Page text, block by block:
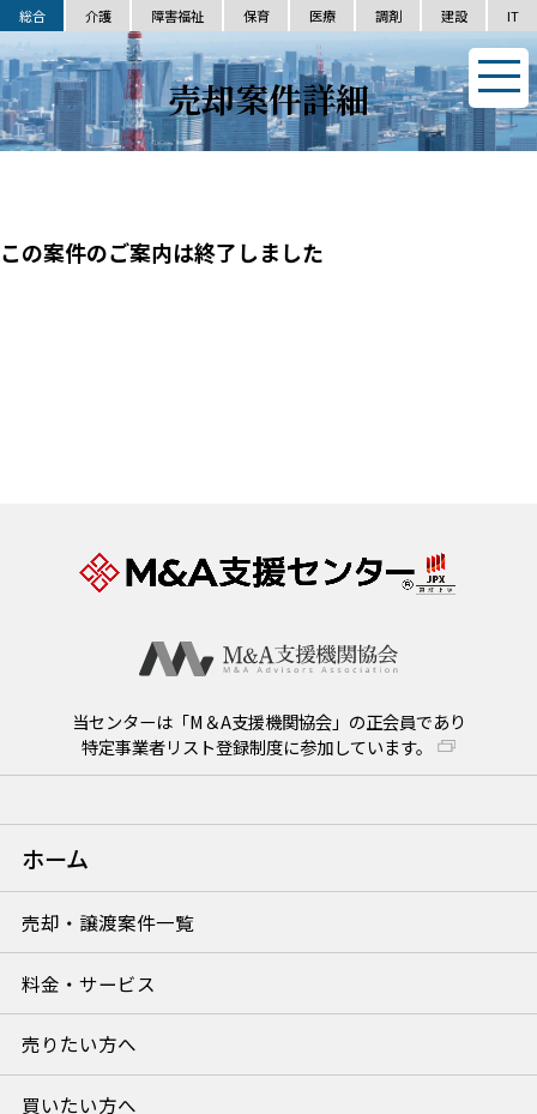
総合 介護 障害福祉 保育 医療 調剤 建設 IT
売却案件詳細
この案件のご案内は終了しました
当センターは「M＆A支援機関協会」の正会員であり
特定事業者リスト登録制度に参加しています。
ホーム
売却・譲渡案件一覧
料金・サービス
売りたい方へ
買いたい方へ